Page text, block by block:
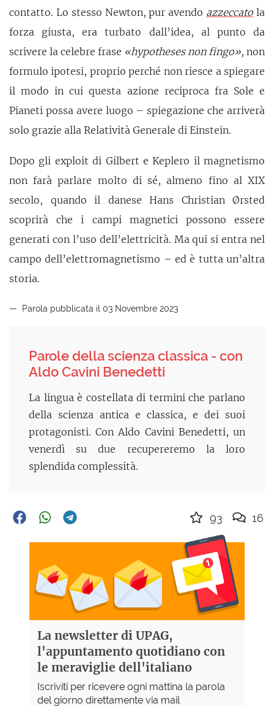
contatto. Lo stesso Newton, pur avendo azzeccato la
forza giusta, era turbato dall’idea, al punto da
scrivere la celebre frase «hypotheses non fingo», non
formulo ipotesi, proprio perché non riesce a spiegare
il modo in cui questa azione reciproca fra Sole e
Pianeti possa avere luogo – spiegazione che arriverà
solo grazie alla Relatività Generale di Einstein.
Dopo gli exploit di Gilbert e Keplero il magnetismo
non farà parlare molto di sé, almeno fino al XIX
secolo, quando il danese Hans Christian Ørsted
scoprirà che i campi magnetici possono essere
generati con l’uso dell’elettricità. Ma qui si entra nel
campo dell’elettromagnetismo – ed è tutta un’altra
storia.
Parola pubblicata il 03 Novembre 2023
Parole della scienza classica - con
Aldo Cavini Benedetti
La lingua è costellata di termini che parlano
della scienza antica e classica, e dei suoi
protagonisti. Con Aldo Cavini Benedetti, un
venerdì su due recupereremo la loro
splendida complessità.
93 16
La newsletter di UPAG,
l'appuntamento quotidiano con
le meraviglie dell'italiano
Iscriviti per ricevere ogni mattina la parola
del giorno direttamente via mail